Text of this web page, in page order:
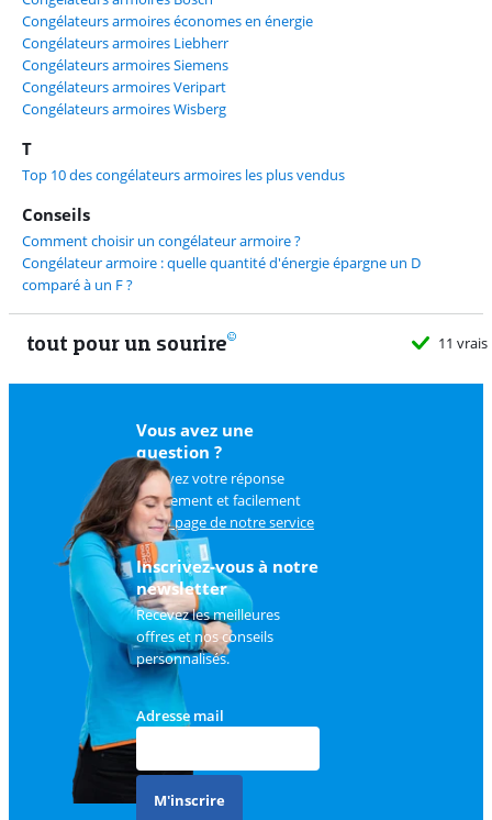
Congélateurs armoires économes en énergie
Congélateurs armoires Liebherr
Congélateurs armoires Siemens
Congélateurs armoires Veripart
Congélateurs armoires Wisberg
T
Top 10 des congélateurs armoires les plus vendus
Conseils
Comment choisir un congélateur armoire ?
Congélateur armoire : quelle quantité d'énergie épargne un D
comparé à un F ?
tout pour un sourire 11
Vous avez une
question ?
Trouvez votre réponse
rapidement et facilement
surla page de notre service
client.
Inscrivez-vous à notre
newsletter
Recevez les meilleures
offres et nos conseils
personnalisés.
Adresse mail
M'inscrire